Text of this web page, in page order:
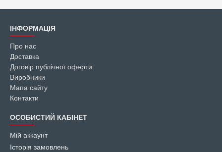
ІНФОРМАЦІЯ
Про нас
Доставка
Договір публічної оферти
Виробники
Мапа сайту
Контакти
ОСОБИСТИЙ КАБІНЕТ
Мій аккаунт
Історія замовлень